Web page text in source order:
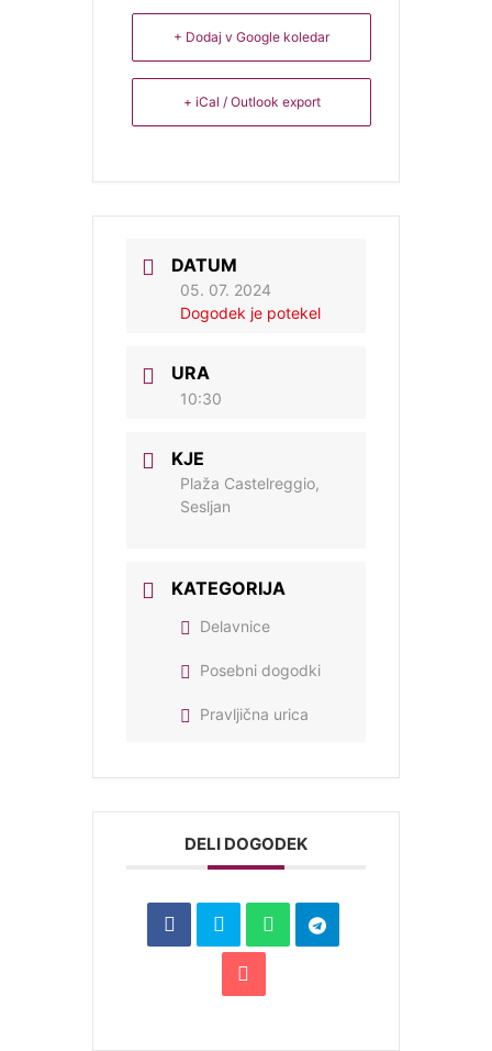
+ Dodaj v Google koledar
+ iCal / Outlook export
DATUM
05. 07. 2024
Dogodek je potekel
URA
10:30
KJE
Plaža Castelreggio,
Sesljan
KATEGORIJA
Delavnice
Posebni dogodki
Pravljična urica
DELI DOGODEK